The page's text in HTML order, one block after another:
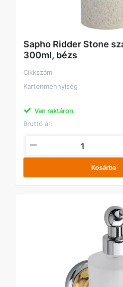
Sapho Ridder Stone
300ml, bézs
Cikkszám
Kartonmennyiség
Van raktáron
Bruttó ár:
Kosárba